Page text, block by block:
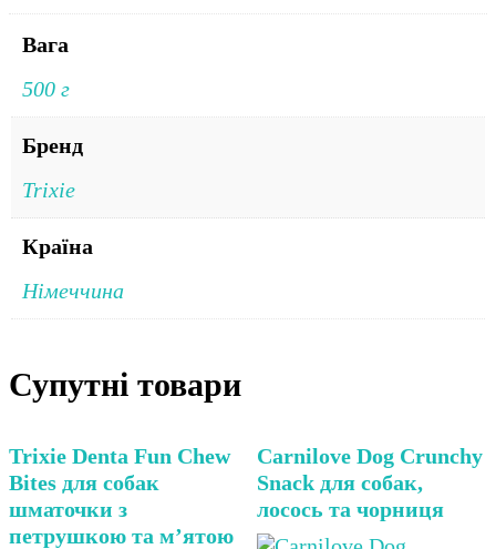
Вага
500 г
Бренд
Trixie
Країна
Німеччина
Супутні товари
Trixie Denta Fun Chew
Bites для собак
шматочки з
петрушкою та м’ятою
Carnilove Dog Crunchy
Snack для собак,
лосось та чорниця